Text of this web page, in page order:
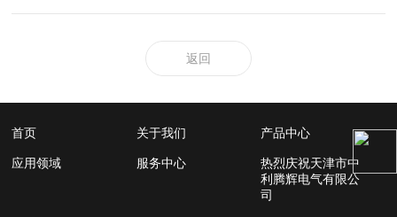
返回
首页 关于我们 产品中心
应用领域 服务中心
热烈庆祝天津市中
利腾辉电气有限公
司